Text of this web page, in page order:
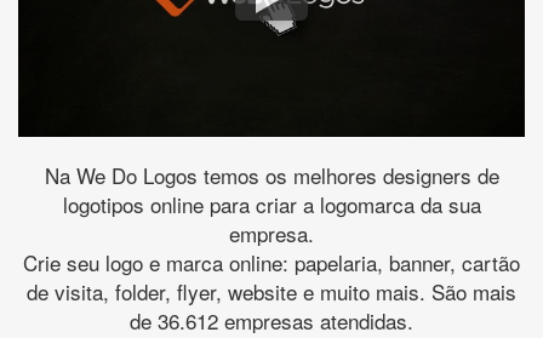
Na We Do Logos temos os melhores designers de
logotipos online para criar a logomarca da sua
empresa.
Crie seu logo e marca online: papelaria, banner, cartão
de visita, folder, flyer, website e muito mais. São mais
de 36.612 empresas atendidas.